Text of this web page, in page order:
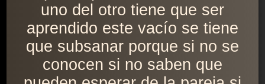
uno del otro tiene que ser
aprendido este vacío se tiene
que subsanar porque si no se
conocen si no saben que